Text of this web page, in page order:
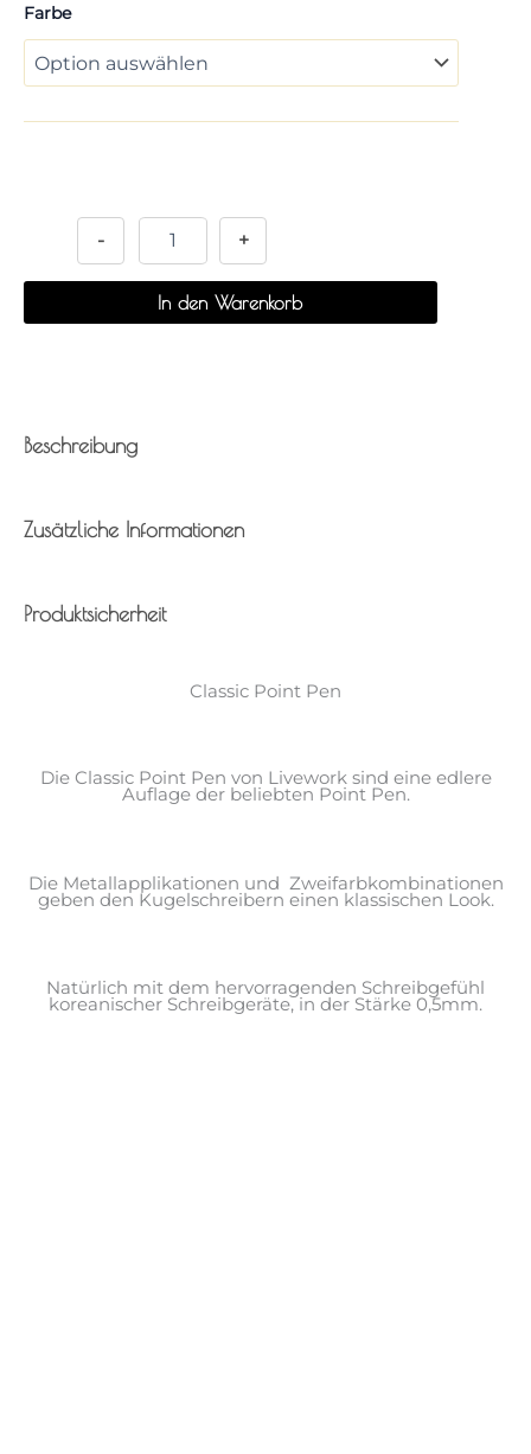
Farbe
- +
In den Warenkorb
Beschreibung
Zusätzliche Informationen
Produktsicherheit
Classic Point Pen
Die Classic Point Pen von Livework sind eine edlere
Auflage der beliebten Point Pen.
Die Metallapplikationen und Zweifarbkombinationen
geben den Kugelschreibern einen klassischen Look.
Natürlich mit dem hervorragenden Schreibgefühl
koreanischer Schreibgeräte, in der Stärke 0,5mm.